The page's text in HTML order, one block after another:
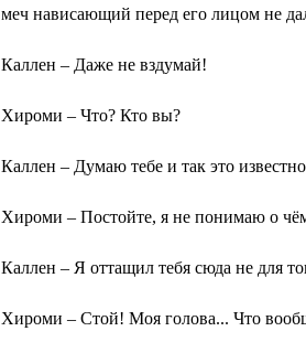
меч нависающий перед его лицом не
Каллен – Даже не вздумай!
Хироми – Что? Кто вы?
Каллен – Думаю тебе и так это
Хироми – Постойте, я не понимаю о
Каллен – Я оттащил тебя сюда не для
Хироми – Стой! Моя голова... Что